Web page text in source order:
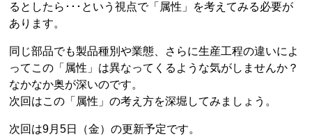
るとしたら･･･という視点で「属性」を考えてみる必要が
あります。
同じ部品でも製品種別や業態、さらに生産工程の違いによ
ってこの「属性」は異なってくるような気がしませんか？
なかなか奥が深いのです。
次回はこの「属性」の考え方を深堀してみましょう。
次回は9月5日（金）の更新予定です。